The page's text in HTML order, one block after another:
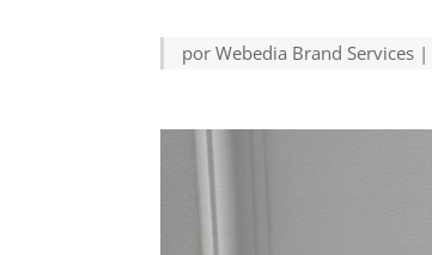
porWebedia Brand Services |